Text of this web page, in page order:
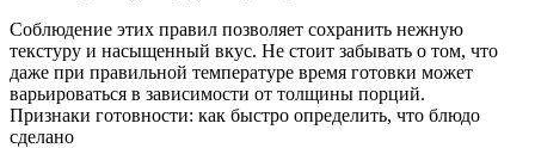
Соблюдение этих правил позволяет сохранить нежную
текстуру и насыщенный вкус. Не стоит забывать о том, что
даже при правильной температуре время готовки может
варьироваться в зависимости от толщины порций.
Признаки готовности: как быстро определить, что блюдо
сделано